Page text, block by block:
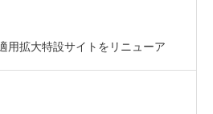
か？
拡大特設サイトをリニューア